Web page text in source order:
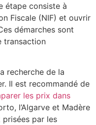
étape consiste à
Fiscale (NIF) et ouvrir
démarches sont
transaction
recherche de la
Il est recommandé de
les prix dans
l’Algarve et Madère
par les